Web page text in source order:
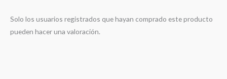
Solo los usuarios registrados que hayan comprado este producto
pueden hacer una valoración.